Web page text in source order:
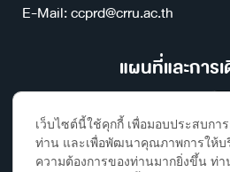
E-Mail: ccprd@crru.ac.th
แผนที่และการ
เว็บไซต์นี้ใช้คุกกี้ เพื่อมอบประสบกา
ท่าน และเพื่อพัฒนาคุณภาพการให้บ
ความต้องการของท่านมากยิ่งขึ้น ท่